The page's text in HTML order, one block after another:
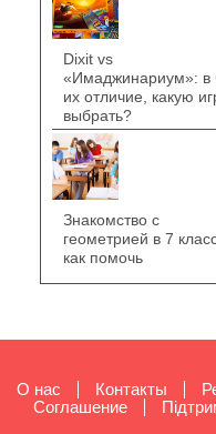
Dixit vs
«Имаджинариум»: в
их отличие, какую
выбрать?
Знакомство с
геометрией в 7
как помочь
О нас Контакты
Cоглашение